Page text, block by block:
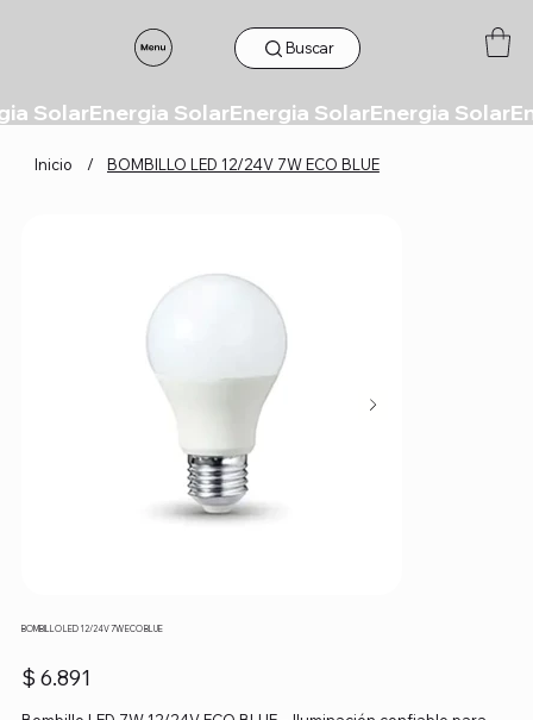
Buscar
Inicio / BOMBILLO LED 12/24V 7W ECO BLUE
BOMBILLO LED 12/24V 7W ECO BLUE
Precio
$ 6.891